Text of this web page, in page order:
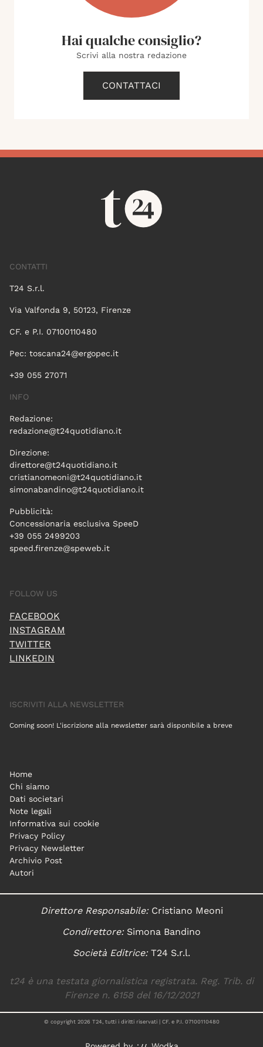
Hai qualche consiglio?
Scrivi alla nostra redazione
CONTATTACI
CONTATTI
T24 S.r.l.
Via Valfonda 9, 50123, Firenze
CF. e P.I. 07100110480
Pec: toscana24@ergopec.it
+39 055 27071
INFO
Redazione:
redazione@t24quotidiano.it
Direzione:
direttore@t24quotidiano.it
cristianomeoni@t24quotidiano.it
simonabandino@t24quotidiano.it
Pubblicità:
Concessionaria esclusiva SpeeD
+39 055 2499203
speed.firenze@speweb.it
FOLLOW US
FACEBOOK
INSTAGRAM
TWITTER
LINKEDIN
ISCRIVITI ALLA NEWSLETTER
Coming soon! L'iscrizione alla newsletter sarà disponibile a breve
Home
Chi siamo
Dati societari
Note legali
Informativa sui cookie
Privacy Policy
Privacy Newsletter
Archivio Post
Autori
Direttore Responsabile:Cristiano Meoni
Condirettore:Simona Bandino
Società Editrice:T24 S.r.l.
t24 è una testata giornalistica registrata. Reg. Trib. di
Firenze n. 6158 del 16/12/2021
© copyright 2026 T24, tutti i diritti riservati | CF. e P.I. 07100110480